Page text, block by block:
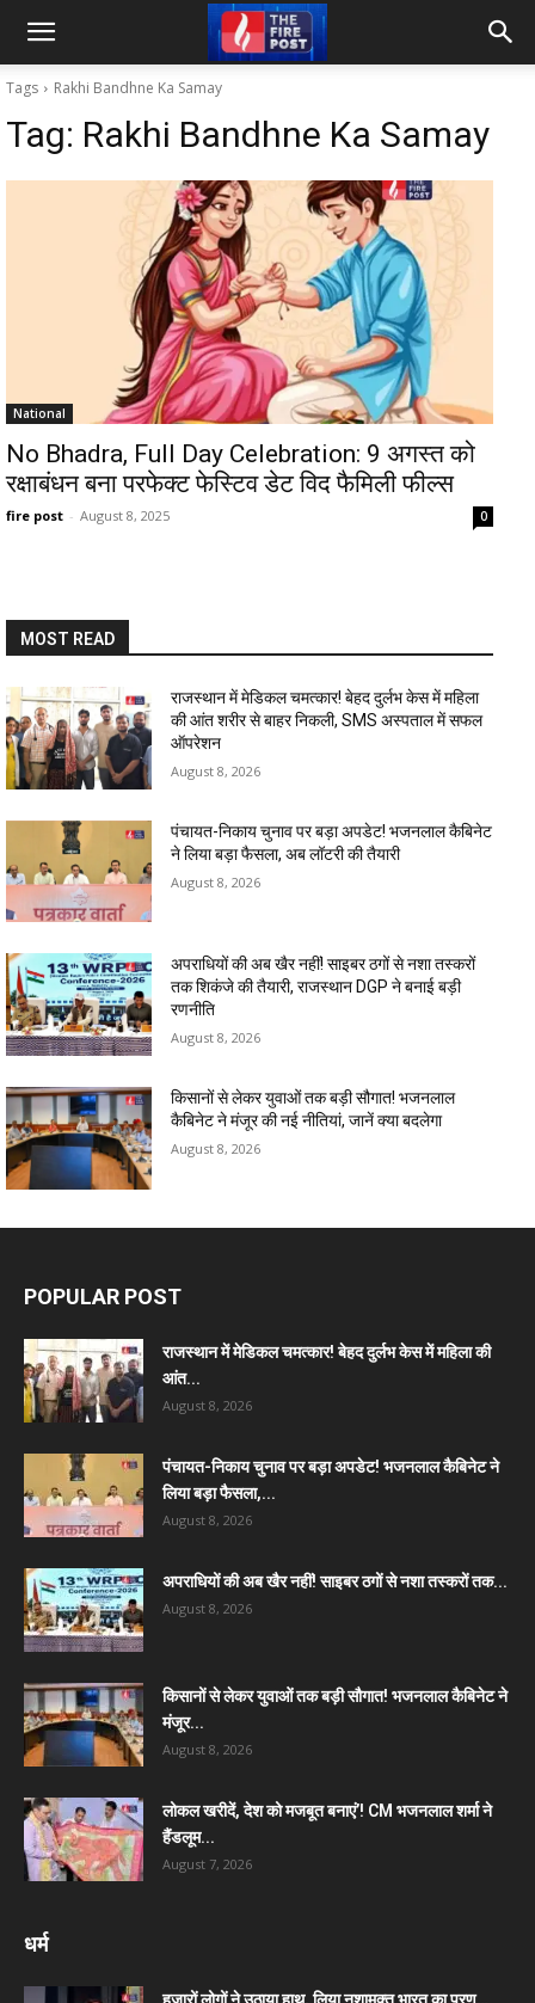
Tags Rakhi Bandhne Ka Samay
Tag: Rakhi Bandhne Ka Samay
National
No Bhadra, Full Day Celebration: 9 अगस्त को
रक्षाबंधन बना परफेक्ट फेस्टिव डेट विद फैमिली फील्स
fire post - August 8, 2025 0
MOST READ
राजस्थान में मेडिकल चमत्कार! बेहद दुर्लभ केस में महिला
की आंत शरीर से बाहर निकली, SMS अस्पताल में सफल
ऑपरेशन
August 8, 2026
पंचायत-निकाय चुनाव पर बड़ा अपडेट! भजनलाल कैबिनेट
ने लिया बड़ा फैसला, अब लॉटरी की तैयारी
August 8, 2026
अपराधियों की अब खैर नहीं! साइबर ठगों से नशा तस्करों
तक शिकंजे की तैयारी, राजस्थान DGP ने बनाई बड़ी
रणनीति
August 8, 2026
किसानों से लेकर युवाओं तक बड़ी सौगात! भजनलाल
कैबिनेट ने मंजूर की नई नीतियां, जानें क्या बदलेगा
August 8, 2026
POPULAR POST
राजस्थान में मेडिकल चमत्कार! बेहद दुर्लभ केस में महिला की
आंत...
August 8, 2026
पंचायत-निकाय चुनाव पर बड़ा अपडेट! भजनलाल कैबिनेट ने
लिया बड़ा फैसला,...
August 8, 2026
अपराधियों की अब खैर नहीं! साइबर ठगों से नशा तस्करों तक...
August 8, 2026
किसानों से लेकर युवाओं तक बड़ी सौगात! भजनलाल कैबिनेट ने
मंजूर...
August 8, 2026
लोकल खरीदें, देश को मजबूत बनाएं’! CM भजनलाल शर्मा ने
हैंडलूम...
August 7, 2026
धर्म
हजारों लोगों ने उठाया हाथ, लिया नशामुक्त भारत का प्रण…